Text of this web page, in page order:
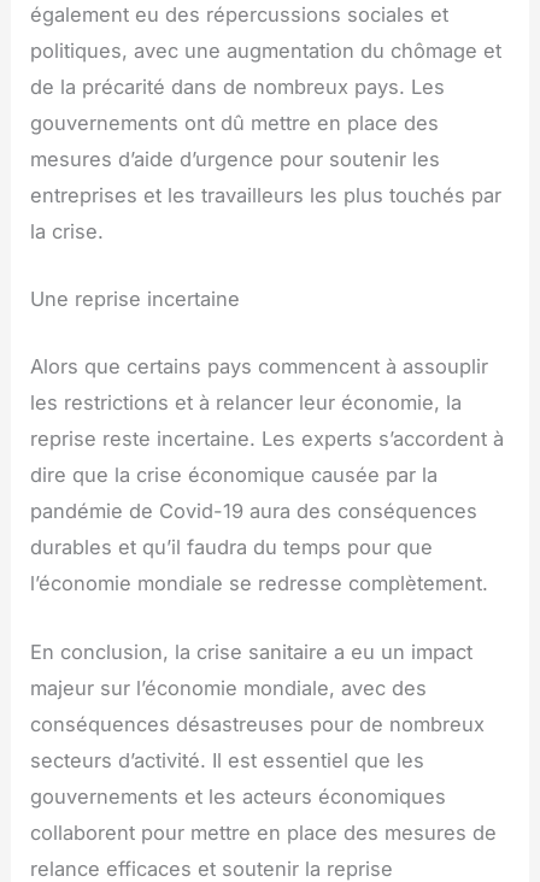
également eu des répercussions sociales et
politiques, avec une augmentation du chômage et
de la précarité dans de nombreux pays. Les
gouvernements ont dû mettre en place des
mesures d’aide d’urgence pour soutenir les
entreprises et les travailleurs les plus touchés par
la crise.
Une reprise incertaine
Alors que certains pays commencent à assouplir
les restrictions et à relancer leur économie, la
reprise reste incertaine. Les experts s’accordent à
dire que la crise économique causée par la
pandémie de Covid-19 aura des conséquences
durables et qu’il faudra du temps pour que
l’économie mondiale se redresse complètement.
En conclusion, la crise sanitaire a eu un impact
majeur sur l’économie mondiale, avec des
conséquences désastreuses pour de nombreux
secteurs d’activité. Il est essentiel que les
gouvernements et les acteurs économiques
collaborent pour mettre en place des mesures de
relance efficaces et soutenir la reprise